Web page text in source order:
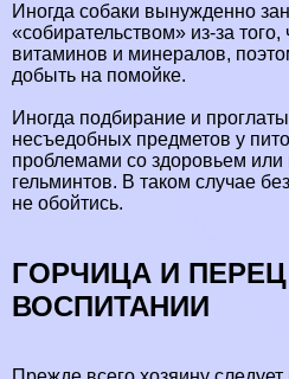
Иногда собаки вынужденно
«собирательством» из-за того,
витаминов и минералов,
добыть на помойке.
Иногда подбирание и
несъедобных предметов у
проблемами со здоровьем или
гельминтов. В таком случае
не обойтись.
ГОРЧИЦА И
ВОСПИТАНИИ